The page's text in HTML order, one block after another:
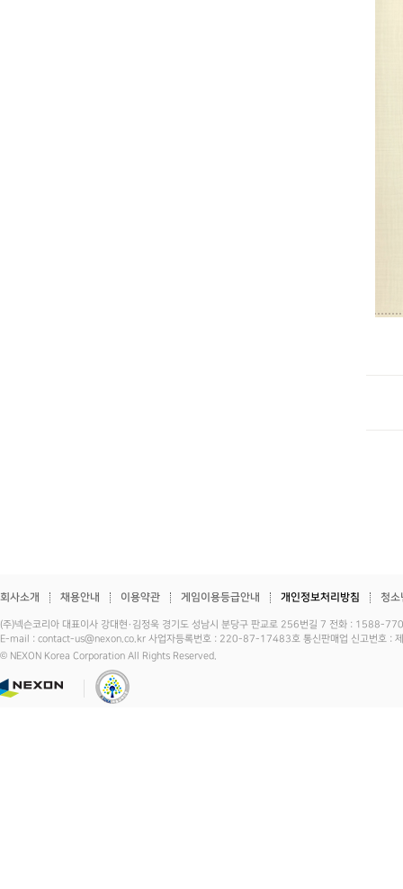
회사소개 채용안내 이용약관 게임이용등급안내 개인정보처리방침 청소
(주)넥슨코리아 대표이사 강대현·김정욱 경기도 성남시 분당구 판교로 256번길 7 전화 :
E-mail : contact-us@nexon.co.kr 사업자등록번호 : 220-87-17483호 통신판매업 신고번호 :
© NEXON Korea Corporation All Rights Reserved.